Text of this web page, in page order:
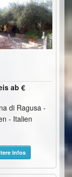
ab €
di Ragusa -
- Italien
Infos